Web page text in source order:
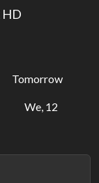
HD
Tomorrow
We, 12